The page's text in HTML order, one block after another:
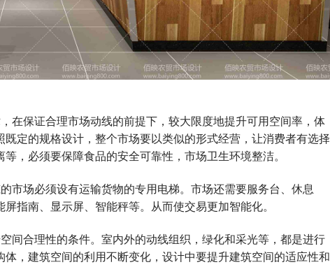
保证合理市场动线的前提下，较大限度地提升可用空间率，体
定的规格设计，整个市场要以类似的形式经营，让消费者有选择
，必须要保障食品的安全可靠性，市场卫生环境整洁。
场必须设有运输货物的专用电梯。市场还需要服务台、休息
指南、显示屏、智能秤等。从而使交易更加智能化。
合理性的条件。室内外的动线组织，绿化和采光等，都是进行
，建筑空间的利用不断变化，设计中要提升建筑空间的适应性和